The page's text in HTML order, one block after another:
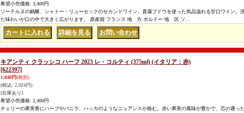
希望小売価格: 3,400円
ソーテルヌの銘醸、シャトー・リューセックのセカンドワイン。貴腐ブドウを使った気品溢れる甘口ワイン。
た味わいが口の中で大きく広がります。 原産国 フランス 地 方 ボルドー 地 区 ソ…
キアンティ クラッシコ ハーフ 2023 レ・コルティ (375ml) (イタリア：赤)
[622397]
1,840円(税別)
(税込: 2,024円)
[在庫あり]
希望小売価格: 2,400円
チェリーの果実香にハーブやバニラ、ハッカのようなニュアンスが絡む。赤い果実の風味が豊かで、芯の通っ